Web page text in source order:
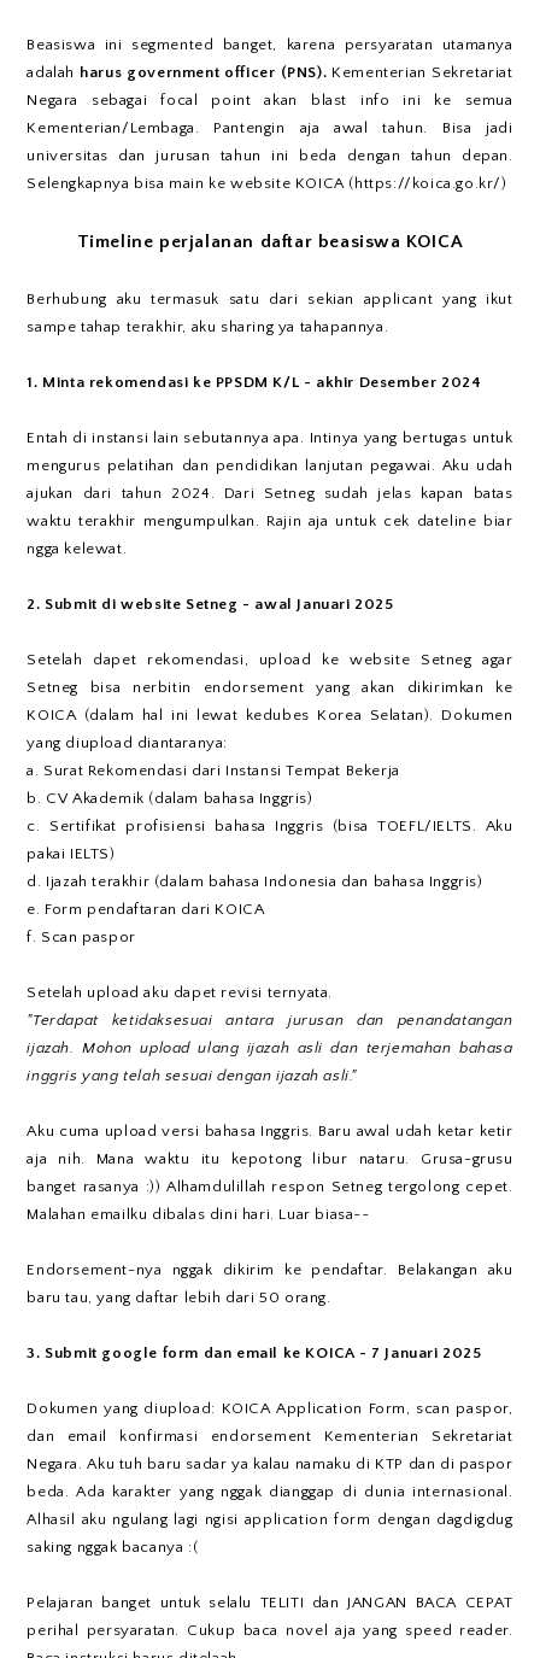
Beasiswa ini segmented banget, karena persyaratan utamanya
adalah harus government officer (PNS). Kementerian Sekretariat
Negara sebagai focal point akan blast info ini ke semua
Kementerian/Lembaga. Pantengin aja awal tahun. Bisa jadi
universitas dan jurusan tahun ini beda dengan tahun depan.
Selengkapnya bisa main ke website KOICA (https://koica.go.kr/)
Timeline perjalanan daftar beasiswa KOICA
Berhubung aku termasuk satu dari sekian applicant yang ikut
sampe tahap terakhir, aku sharing ya tahapannya.
1. Minta rekomendasi ke PPSDM K/L - akhir Desember 2024
Entah di instansi lain sebutannya apa. Intinya yang bertugas untuk
mengurus pelatihan dan pendidikan lanjutan pegawai. Aku udah
ajukan dari tahun 2024. Dari Setneg sudah jelas kapan batas
waktu terakhir mengumpulkan. Rajin aja untuk cek dateline biar
ngga kelewat.
2. Submit di website Setneg - awal Januari 2025
Setelah dapet rekomendasi, upload ke website Setneg agar
Setneg bisa nerbitin endorsement yang akan dikirimkan ke
KOICA (dalam hal ini lewat kedubes Korea Selatan). Dokumen
yang diupload diantaranya:
a. Surat Rekomendasi dari Instansi Tempat Bekerja
b. CV Akademik (dalam bahasa Inggris)
c. Sertifikat profisiensi bahasa Inggris (bisa TOEFL/IELTS. Aku
pakai IELTS)
d. Ijazah terakhir (dalam bahasa Indonesia dan bahasa Inggris)
e. Form pendaftaran dari KOICA
f. Scan paspor
Setelah upload aku dapet revisi ternyata.
"Terdapat ketidaksesuai antara jurusan dan penandatangan
ijazah. Mohon upload ulang ijazah asli dan terjemahan bahasa
inggris yang telah sesuai dengan ijazah asli."
Aku cuma upload versi bahasa Inggris. Baru awal udah ketar ketir
aja nih. Mana waktu itu kepotong libur nataru. Grusa-grusu
banget rasanya :)) Alhamdulillah respon Setneg tergolong cepet.
Malahan emailku dibalas dini hari. Luar biasa~~
Endorsement-nya nggak dikirim ke pendaftar. Belakangan aku
baru tau, yang daftar lebih dari 50 orang.
3. Submit google form dan email ke KOICA - 7 Januari 2025
Dokumen yang diupload: KOICA Application Form, scan paspor,
dan email konfirmasi endorsement Kementerian Sekretariat
Negara. Aku tuh baru sadar ya kalau namaku di KTP dan di paspor
beda. Ada karakter yang nggak dianggap di dunia internasional.
Alhasil aku ngulang lagi ngisi application form dengan dagdigdug
saking nggak bacanya :(
Pelajaran banget untuk selalu TELITI dan JANGAN BACA CEPAT
perihal persyaratan. Cukup baca novel aja yang speed reader.